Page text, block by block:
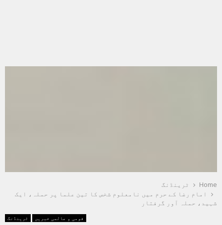
Home
ٹرینڈنگ
امام رضا کے حرم میں نامعلوم شخص کا تین علما پر حملہ، ایک
شہید، حملہ آور گرفتار
ٹرینڈنگ قومی و عالمی خبریں